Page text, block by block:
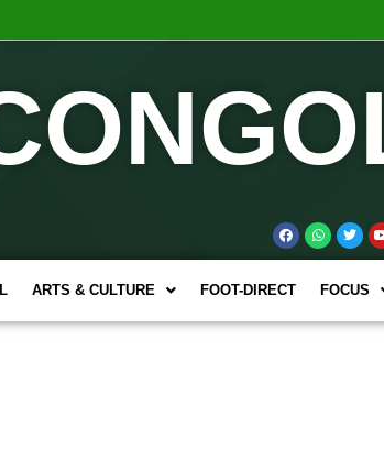
ARTS & CULTURE FOOT-DIRECT FOCUS